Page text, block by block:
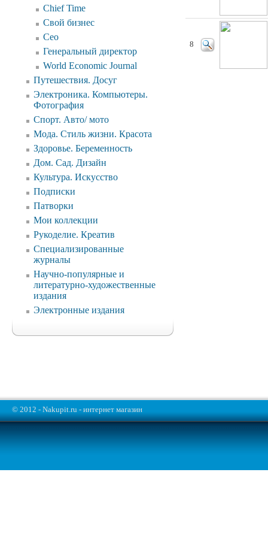
Chief Time
Свой бизнес
Ceo
Генеральный директор
World Economic Journal
Путешествия. Досуг
Электроника. Компьютеры.
Фотография
Спорт. Авто/ мото
Мода. Стиль жизни. Красота
Здоровье. Беременность
Дом. Сад. Дизайн
Культура. Искусство
Подписки
Патворки
Мои коллекции
Рукоделие. Креатив
Специализированные
журналы
Научно-популярные и
литературно-художественные
издания
Электронные издания
8
© 2012 - Nakupit.ru - интернет магазин